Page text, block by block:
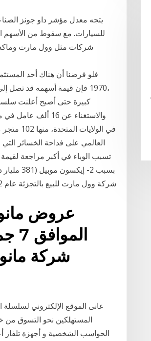
يتجه معدل مؤشر داو جونز
للسيارات. مع سقوط من الأسهم
شركات مثل وول مارت
العالمي على فداحة الخسائر
تسبب الوباء في أكبر مراجعة
بسبب 2-
شركة وول مارت للبيع بالتجزئة عام 1962 عندما افتتح مؤسسها سام والتون أولى متاجر وول مارت. أصبحت
عانى الموقع الإلكتروني
المستهلكين نحو التسوق
الحواسب الشخصية و أجهزة تلفاز